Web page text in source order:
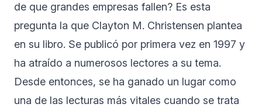
de que grandes empresas fallen? Es esta
pregunta la que Clayton M. Christensen plantea
en su libro. Se publicó por primera vez en 1997 y
ha atraído a numerosos lectores a su tema.
Desde entonces, se ha ganado un lugar como
una de las lecturas más vitales cuando se trata